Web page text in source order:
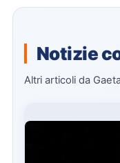
Notizie
Altri articoli da